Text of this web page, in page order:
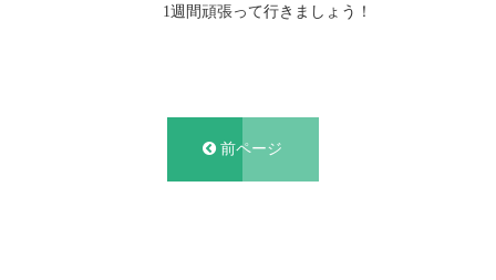
1週間頑張って行きましょう！
前ページ